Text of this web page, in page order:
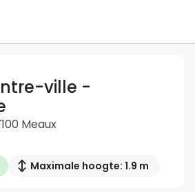
ville -
Meaux
Maximale hoogte: 1.9 m